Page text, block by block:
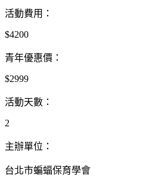
活動費用：
$4200
青年優惠價：
$2999
活動天數：
2
主辦單位：
台北市蝙蝠保育學會